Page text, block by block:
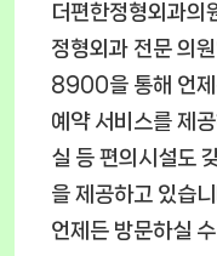
더편한정형외과의
정형외과 전문 의
8900을 통해 언제
예약 서비스를 제
실 등 편의시설도
을 제공하고 있습
언제든 방문하실